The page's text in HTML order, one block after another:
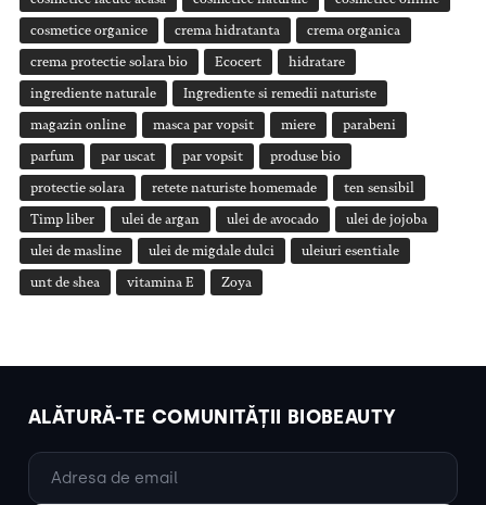
cosmetice organice crema hidratanta crema organica
crema protectie solara bio Ecocert hidratare
ingrediente naturale Ingrediente si remedii naturiste
magazin online masca par vopsit miere parabeni
parfum par uscat par vopsit produse bio
protectie solara retete naturiste homemade ten sensibil
Timp liber ulei de argan ulei de avocado ulei de jojoba
ulei de masline ulei de migdale dulci uleiuri esentiale
unt de shea vitamina E Zoya
ALĂTURĂ-TE COMUNITĂȚII BIOBEAUTY